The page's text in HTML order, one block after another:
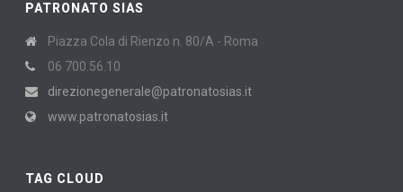
PATRONATO SIAS
Piazza Cola di Rienzo n. 80/A - Roma
06 700.56.10
direzionegenerale@patronatosias.it
www.patronatosias.it
TAG CLOUD